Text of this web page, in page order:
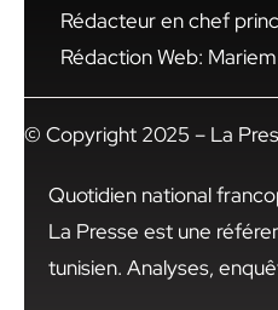
Rédacteur en chef
Rédaction Web:
© Copyright 2025 – La
Quotidien national
La Presse est une
tunisien. Analyses,